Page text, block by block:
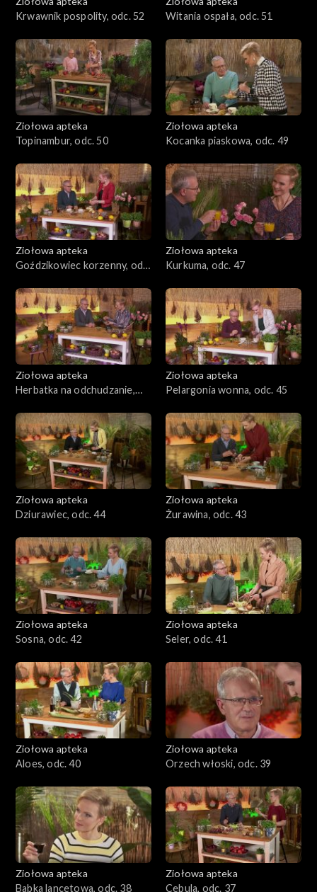
Krwawnik pospolity, odc. 52
Witania ospała, odc. 51
Ziołowa apteka
Topinambur, odc. 50
Ziołowa apteka
Kocanka piaskowa, odc. 49
Ziołowa apteka
Goździkowiec korzenny, odc.
Ziołowa apteka
Kurkuma, odc. 47
Ziołowa apteka
Herbatka na odchudzanie,
Ziołowa apteka
Pelargonia wonna, odc. 45
Ziołowa apteka
Dziurawiec, odc. 44
Ziołowa apteka
Żurawina, odc. 43
Ziołowa apteka
Sosna, odc. 42
Ziołowa apteka
Seler, odc. 41
Ziołowa apteka
Aloes, odc. 40
Ziołowa apteka
Orzech włoski, odc. 39
Ziołowa apteka
Babka lancetowa, odc. 38
Ziołowa apteka
Cebula, odc. 37